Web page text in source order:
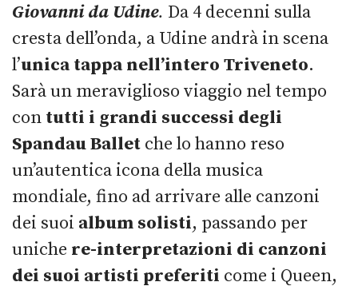
Giovanni da Udine. Da 4 decenni sulla
cresta dell’onda, a Udine andrà in scena
l’unica tappa nell’intero Triveneto.
Sarà un meraviglioso viaggio nel tempo
con tutti i grandi successi degli
Spandau Ballet che lo hanno reso
un’autentica icona della musica
mondiale, fino ad arrivare alle canzoni
dei suoi album solisti, passando per
uniche re-interpretazioni di canzoni
dei suoi artisti preferiti come i Queen,